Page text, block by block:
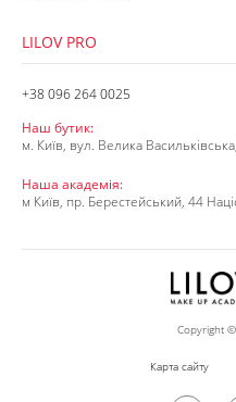
LILOV PRO
+38 096 264 0025
Наш бутик:
м. Київ, вул. Велика
Наша академія:
м Київ, пр. Берестейський, 44
Copyright
Карта сайту